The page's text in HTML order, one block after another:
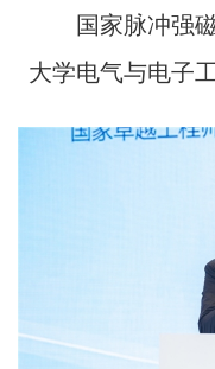
国家脉冲强磁
大学电气与电子